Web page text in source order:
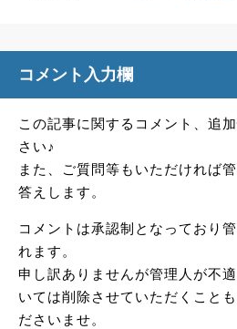
コメント入力欄
この記事に関するコメント、追
さい♪
また、ご質問等もいただければ
答えします。
コメントは承認制となっており
れます。
申し訳ありませんが管理人が不
いては削除させていただくこと
ださいませ。